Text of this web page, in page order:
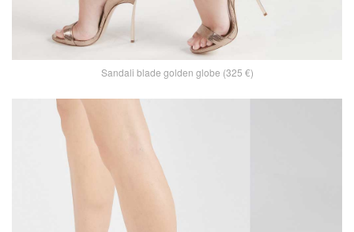
Sandali blade golden globe (325 €)